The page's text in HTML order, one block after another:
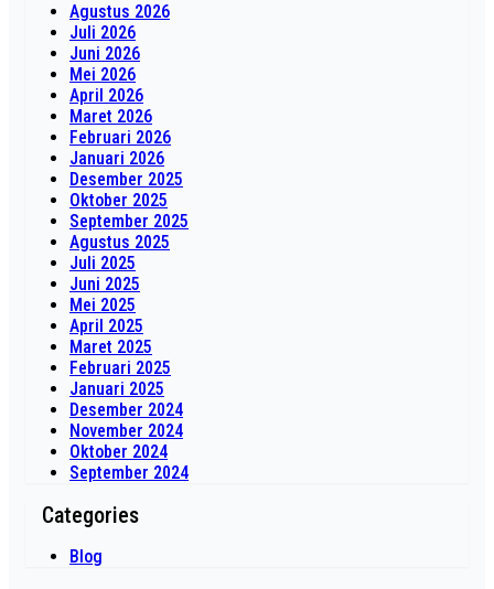
Agustus 2026
Juli 2026
Juni 2026
Mei 2026
April 2026
Maret 2026
Februari 2026
Januari 2026
Desember 2025
Oktober 2025
September 2025
Agustus 2025
Juli 2025
Juni 2025
Mei 2025
April 2025
Maret 2025
Februari 2025
Januari 2025
Desember 2024
November 2024
Oktober 2024
September 2024
Categories
Blog